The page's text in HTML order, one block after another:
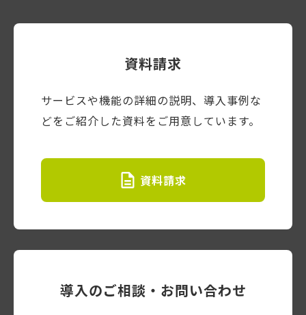
資料請求
サービスや機能の詳細の説明、導入事例な
どをご紹介した資料をご用意しています。
資料請求
導入のご相談・お問い合わせ